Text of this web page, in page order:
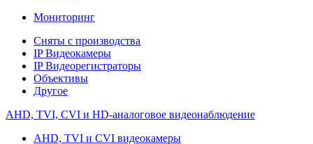
Мониторинг
Сняты с производства
IP Видеокамеры
IP Видеорегистраторы
Объективы
Другое
AHD, TVI, CVI и HD-аналоговое видеонаблюдение
AHD, TVI и CVI видеокамеры